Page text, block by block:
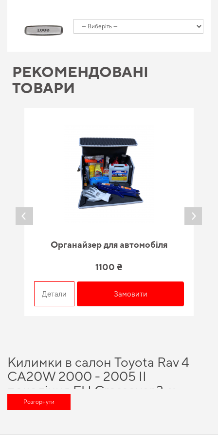
РЕКОМЕНДОВАНІ
ТОВАРИ
Органайзер для автомобіля
1100 ₴
Детали Замовити
Килимки в салон Toyota Rav 4
CA20W 2000 - 2005 II
покоління EU Crossover 3-х
дверна - варіант, який гідно
автомобілів
Розгорнути